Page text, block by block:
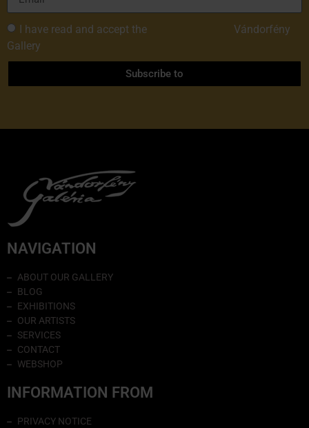
I have read and accept the
Vándorfény
Gallery
Subscribe to
NAVIGATION
ABOUT OUR GALLERY
BLOG
EXHIBITIONS
OUR ARTISTS
SERVICES
CONTACT
WEBSHOP
INFORMATION FROM
PRIVACY NOTICE